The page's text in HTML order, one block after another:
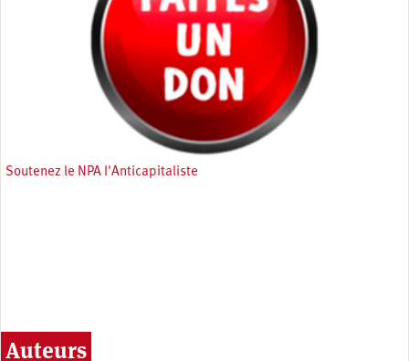
Soutenez le NPA l'Anticapitaliste
Auteurs